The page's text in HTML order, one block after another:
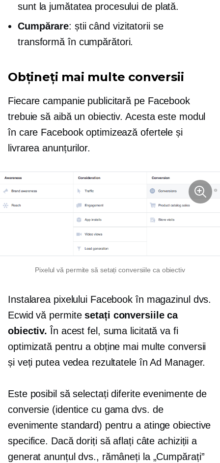
sunt la jumătatea procesului de plată.
Cumpărare: știi când vizitatorii se
transformă în cumpărători.
Obțineți mai multe conversii
Fiecare campanie publicitară pe Facebook
trebuie să aibă un obiectiv. Acesta este modul
în care Facebook optimizează ofertele și
livrarea anunțurilor.
Pixelul vă permite să setați conversiile ca obiectiv
Instalarea pixelului Facebook în magazinul dvs.
Ecwid vă permitesetați conversiile ca
obiectiv. În acest fel, suma licitată va fi
optimizată pentru a obține mai multe conversii
și veți putea vedea rezultatele în Ad Manager.
Este posibil să selectați diferite evenimente de
conversie (identice cu gama dvs. de
evenimente standard) pentru a atinge obiective
specifice. Dacă doriți să aflați câte achiziții a
generat anunțul dvs., rămâneți la „Cumpărați”